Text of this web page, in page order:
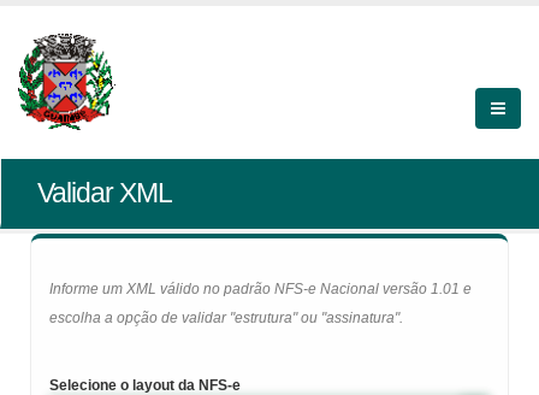
Validar XML
Informe um XML válido no padrão NFS-e Nacional versão 1.01 e
escolha a opção de validar "estrutura" ou "assinatura".
Selecione o layout da NFS-e